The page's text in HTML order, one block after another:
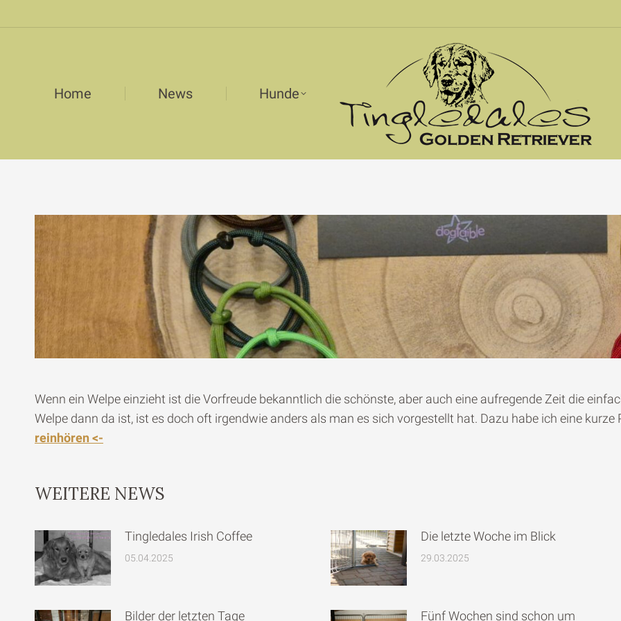
Home News Hunde
Wenn ein Welpe einzieht ist die Vorfreude bekanntlich die schönste, aber auch eine aufregende Zeit die
Welpe dann da ist, ist es doch oft irgendwie anders als man es sich vorgestellt hat. Dazu habe ich eine
reinhören <-
WEITERE NEWS
Tingledales Irish Coffee
05.04.2025
Die letzte Woche im Blick
29.03.2025
Bilder der letzten Tage Fünf Wochen sind schon um